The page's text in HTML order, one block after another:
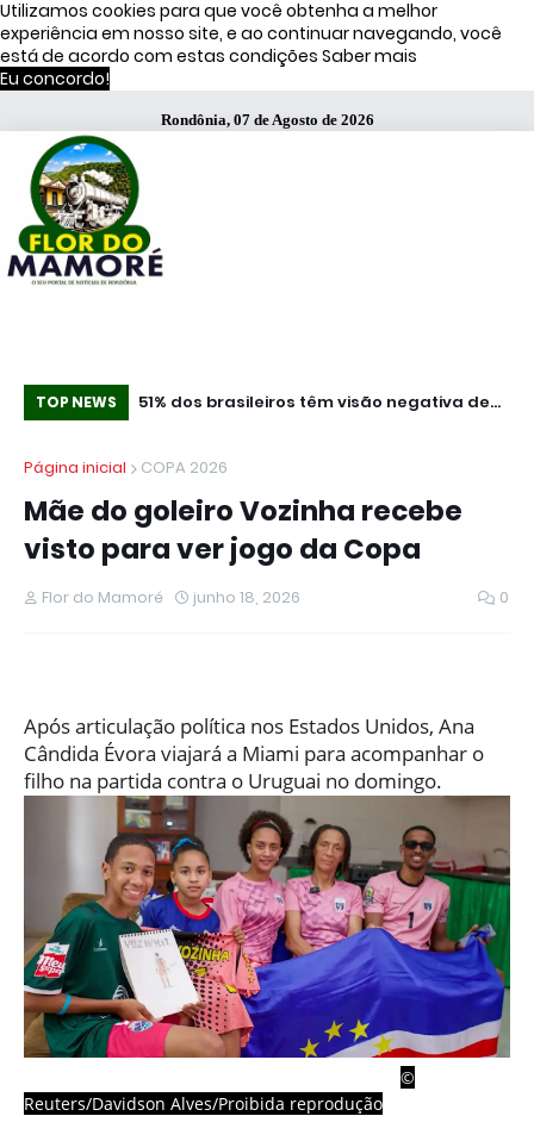
Utilizamos cookies para que você obtenha a melhor
experiência em nosso site, e ao continuar navegando, você
está de acordo com estas condições Saber mais
Eu concordo!
Rondônia, 07 de Agosto de 2026
TOP NEWS
Operação
51% dos brasileiros têm visão negativa de
Página inicial
COPA 2026
Mãe do goleiro Vozinha recebe
visto para ver jogo da Copa
Flor do Mamoré junho 18, 2026 0
Após articulação política nos Estados Unidos, Ana
Cândida Évora viajará a Miami para acompanhar o
filho na partida contra o Uruguai no domingo.
©
Reuters/Davidson Alves/Proibida reprodução